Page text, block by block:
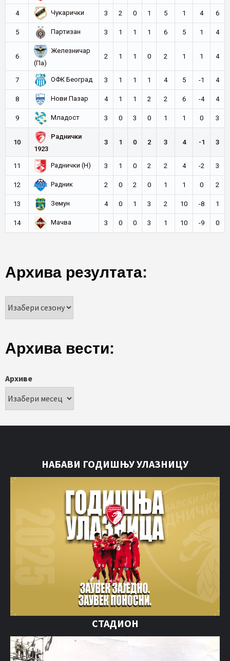
4 Чукарички 3 2 0 1 5 1 4 6
5 Партизан 3 1 1 1 6 5 1 4
6
Железничар
(Па)
2 1 1 0 2 1 1 4
7 ОФК Београд 3 1 1 1 4 5 -1 4
8 Нови Пазар 4 1 1 2 2 6 -4 4
9 Младост 3 0 3 0 1 1 0 3
10
Раднички
1923
3 1 0 2 3 4 -1 3
11 Раднички (Н) 3 1 0 2 2 4 -2 3
12 Радник 2 0 2 0 1 1 0 2
13 Земун 4 0 1 3 2 10 -8 1
14 Мачва 3 0 0 3 1 10 -9 0
Архива резултата:
Архива вести:
Архиве
НАБАВИ ГОДИШЊУ УЛАЗНИЦУ
СТАДИОН